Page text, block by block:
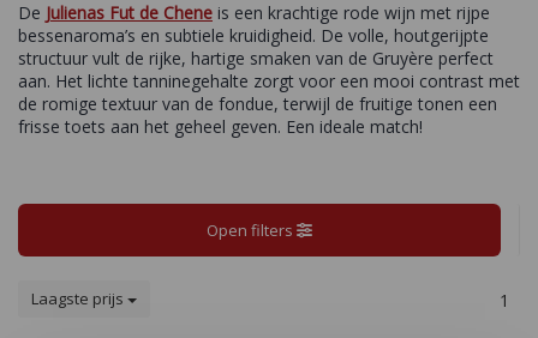
De Julienas Fut de Chene is een krachtige rode wijn met rijpe
bessenaroma’s en subtiele kruidigheid. De volle, houtgerijpte
structuur vult de rijke, hartige smaken van de Gruyère perfect
aan. Het lichte tanninegehalte zorgt voor een mooi contrast met
de romige textuur van de fondue, terwijl de fruitige tonen een
frisse toets aan het geheel geven. Een ideale match!
Open filters
Laagste prijs 1